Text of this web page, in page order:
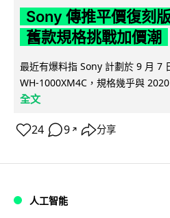
Sony 傳推平價復刻
舊款規格挑戰加價潮
最近有爆料指 Sony 計劃於 9 月 7
WH-1000XM4C，規格幾乎與
全文
24 9 ↗ 分享
人工智能